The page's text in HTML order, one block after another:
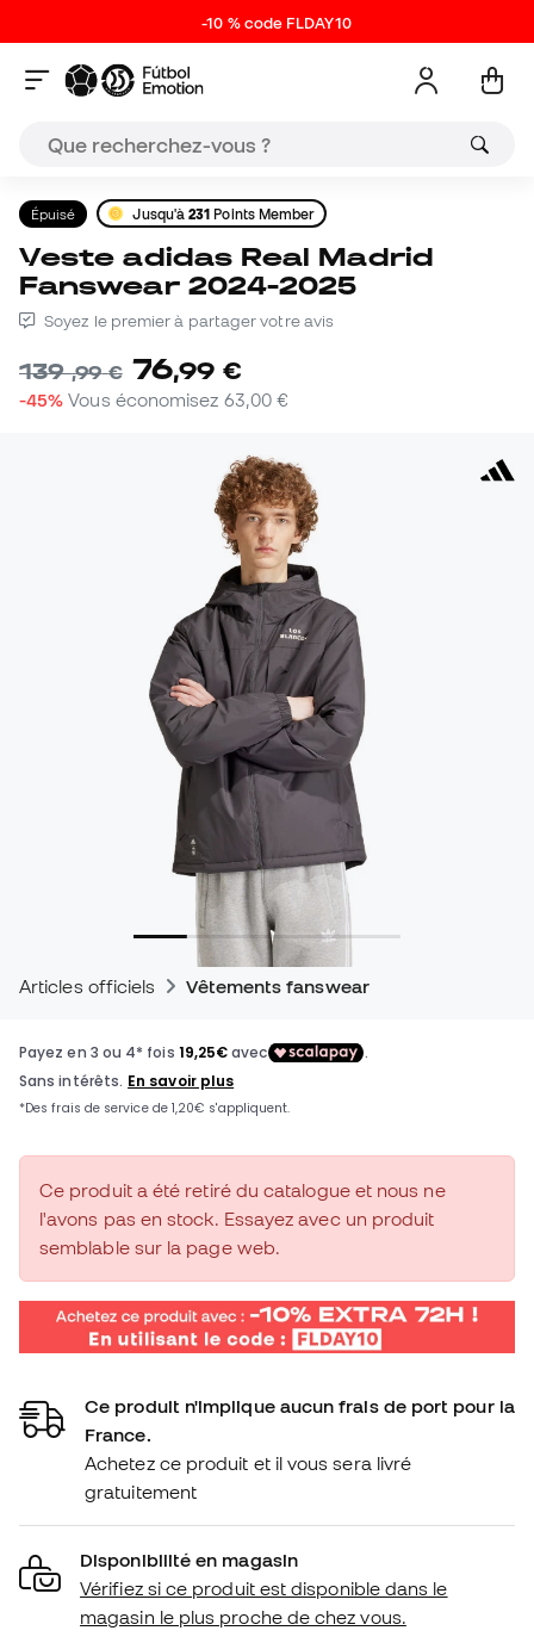
-10 % code FLDAY10
Épuisé Jusqu'à231 Points Member
Veste adidas Real Madrid
Fanswear 2024-2025
Soyez le premier à partager votre avis
139,99 € 76,99 €
-45% Vous économisez 63,00 €
Articles officiels Vêtements fanswear
Ce produit a été retiré du catalogue et nous ne
l'avons pas en stock. Essayez avec un produit
semblable sur la page web.
Ce produit n'implique aucun frais de port pour la
France.
Achetez ce produit et il vous sera livré
gratuitement
Disponibilité en magasin
Vérifiez si ce produit est disponible dans le
magasin le plus proche de chez vous.